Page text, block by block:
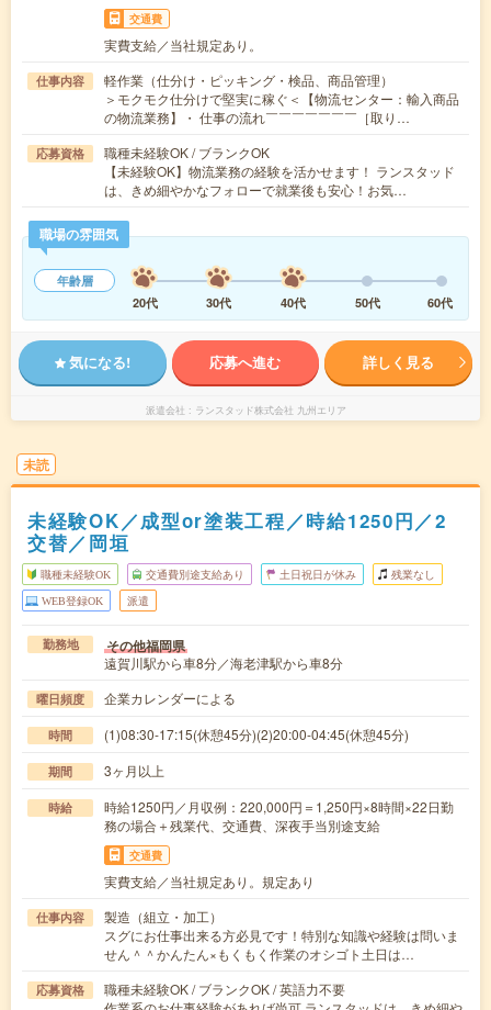
交通費
実費支給／当社規定あり。
仕事内容
軽作業（仕分け・ピッキング・検品、商品管理）
＞モクモク仕分けで堅実に稼ぐ＜【物流センター：輸入商品
の物流業務】・ 仕事の流れ￣￣￣￣￣￣￣［取り…
応募資格
職種未経験OK / ブランクOK
【未経験OK】物流業務の経験を活かせます！ ランスタッド
は、きめ細やかなフォローで就業後も安心！お気…
職場の雰囲気
年齢層
20代
30代 40代 50代 60代
気になる! 応募へ進む 詳しく見る
派遣会社 ランスタッド株式会社 九州エリア
未読
未経験OK／成型or塗装工程／時給1250円／2
交替／岡垣
職種未経験OK 交通費別途支給あり 土日祝日が休み 残業なし
WEB登録OK 派遣
勤務地 その他福岡県
遠賀川駅から車8分／海老津駅から車8分
曜日頻度 企業カレンダーによる
時間 (1)08:30-17:15(休憩45分)(2)20:00-04:45(休憩45分)
期間 3ヶ月以上
時給
時給1250円／月収例：220,000円＝1,250円×8時間×22日勤
務の場合＋残業代、交通費、深夜手当別途支給
交通費
実費支給／当社規定あり。規定あり
仕事内容
製造（組立・加工）
スグにお仕事出来る方必見です！特別な知識や経験は問いま
せん＾＾かんたん×もくもく作業のオシゴト土日は…
応募資格
職種未経験OK / ブランクOK / 英語力不要